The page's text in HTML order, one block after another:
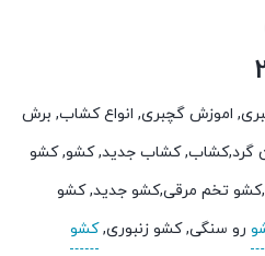
گچبری, اموزش گچبری, انواع کشاب, برش
گرد,کشاب, کشاب جدید, کشو, کشو
تخم مرقی,کشو جدید, کشو
رو سنگی, کشو زنبوری,کشو